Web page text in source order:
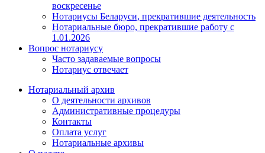
воскресенье
Нотариусы Беларуси, прекратившие деятельность
Нотариальные бюро, прекратившие работу с
1.01.2026
Вопрос нотариусу
Часто задаваемые вопросы
Нотариус отвечает
Нотариальный архив
О деятельности архивов
Административные процедуры
Контакты
Оплата услуг
Нотариальные архивы